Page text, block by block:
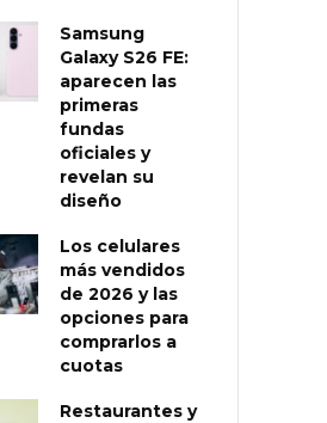
Samsung
Galaxy S26 FE:
aparecen las
primeras
fundas
oficiales y
revelan su
diseño
Los celulares
más vendidos
de 2026 y las
opciones para
comprarlos a
cuotas
Restaurantes y